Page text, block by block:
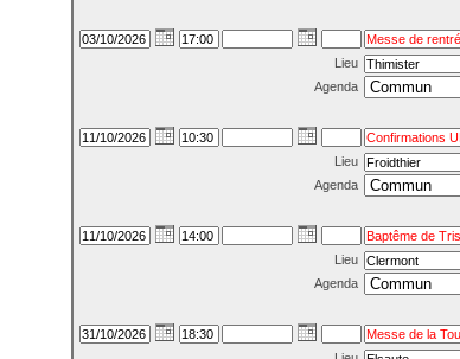
Lieu
Agenda
Lieu
Agenda
Lieu
Agenda